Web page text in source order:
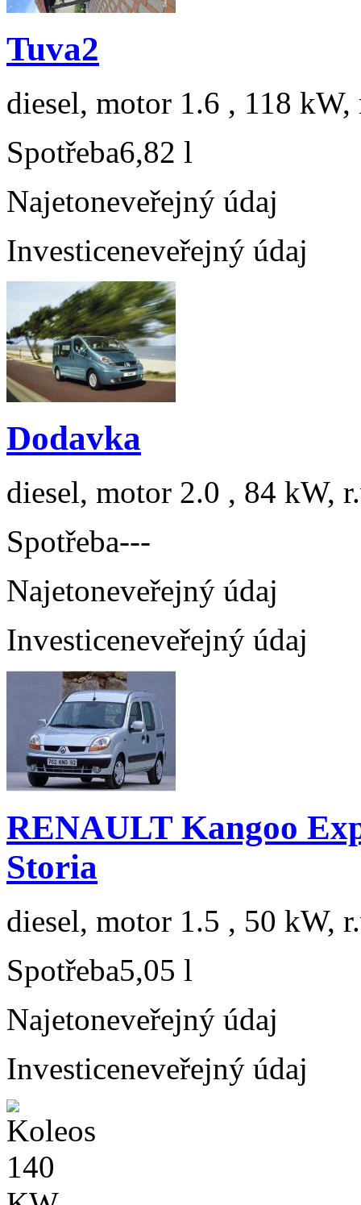
Tuva2
diesel, motor 1.6 , 118 kW,
Spotřeba6,82 l
Najetoneveřejný údaj
Investiceneveřejný údaj
Dodavka
diesel, motor 2.0 , 84 kW,
Spotřeba---
Najetoneveřejný údaj
Investiceneveřejný údaj
RENAULT Kangoo
Storia
diesel, motor 1.5 , 50 kW,
Spotřeba5,05 l
Najetoneveřejný údaj
Investiceneveřejný údaj